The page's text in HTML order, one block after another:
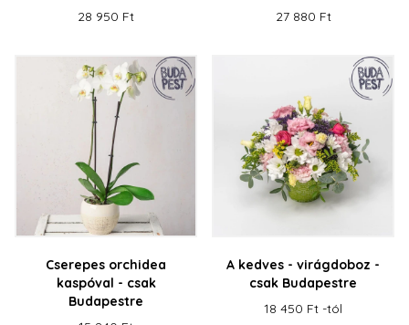
28 950 Ft
27 880 Ft
Cserepes orchidea
kaspóval - csak
Budapestre
A kedves - virágdoboz -
csak Budapestre
18 450 Ft -tól